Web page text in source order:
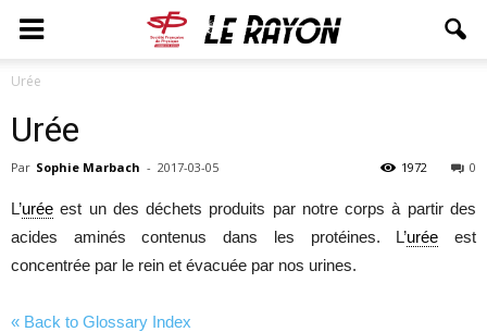
Urée
Urée
Par Sophie Marbach - 2017-03-05 0
1972
L’urée est un des déchets produits par notre corps à partir des
acides aminés contenus dans les protéines. L’urée est
concentrée par le rein et évacuée par nos urines.
« Back to Glossary Index